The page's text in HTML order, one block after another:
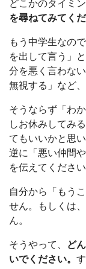
どこかのタイミ
を尋ねてみてくだ
もう中学生なの
を出して言う」
分を悪く言わな
無視する」など
そうならず「わ
しお休みしてみ
てもいいかと思い
逆に「悪い仲間
を伝えてください
自分から「もう
せん。もしくは
ん。
そうやって、
ど
いでください。